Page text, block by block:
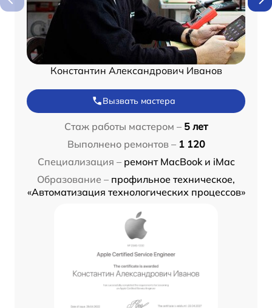
Константин Александрович Иванов
Вызвать мастера
Стаж работы мастером – 5 лет
Выполнено ремонтов – 1 120
Специализация – ремонт MacBook и iMac
Образование – профильное техническое,
«Автоматизация технологических процессов»